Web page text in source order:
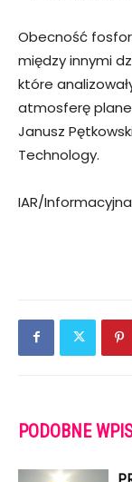
Obecność
między innymi
które
atmosferę
Janusz
Technology.
IAR/
PODOBNE